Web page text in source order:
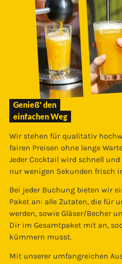
Genieß' den
einfachen Weg
Wir stehen für qualitativ
fairen Preisen ohne lange
Jeder Cocktail wird schnell
nur wenigen Sekunden frisch
Bei jeder Buchung bieten wir
Paket an: alle Zutaten, die für
werden, sowie Gläser/Becher
Dir im Gesamtpaket mit an,
kümmern musst.
Mit unserer umfangreichen